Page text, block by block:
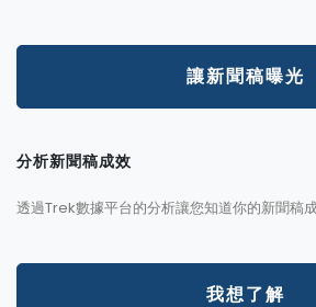
讓新聞稿曝光
分析新聞稿成效
透過Trek數據平台的分析讓您知道你的新聞稿
我想了解